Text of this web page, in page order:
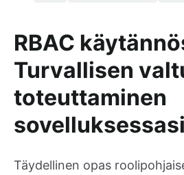
RBAC
Turvallisen
toteuttaminen
sovelluksessasi
Täydellinen opas